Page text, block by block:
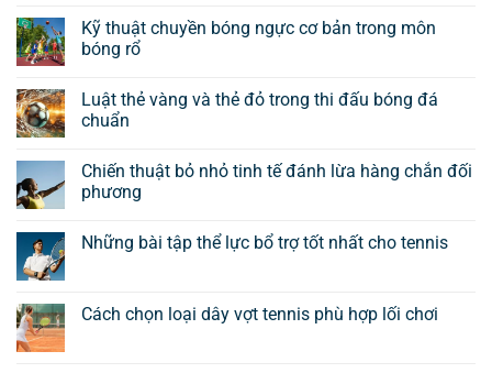
Kỹ thuật chuyền bóng ngực cơ bản trong môn
bóng rổ
Luật thẻ vàng và thẻ đỏ trong thi đấu bóng đá
chuẩn
Chiến thuật bỏ nhỏ tinh tế đánh lừa hàng chắn đối
phương
Những bài tập thể lực bổ trợ tốt nhất cho tennis
Cách chọn loại dây vợt tennis phù hợp lối chơi